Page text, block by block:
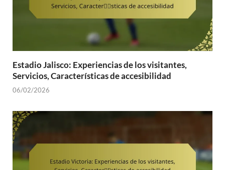
Estadio Jalisco: Experiencias de los visitantes,
Servicios, Características de accesibilidad
06/02/2026